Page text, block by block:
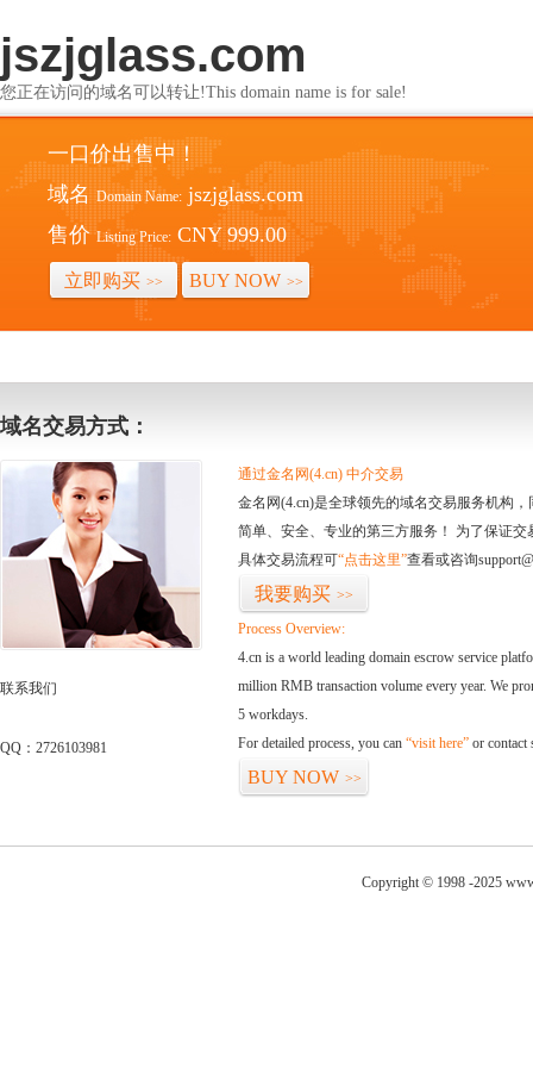
jszjglass.com
您正在访问的域名可以转让!This domain name is for sale!
一口价出售中！
域名 Domain Name: jszjglass.com
售价 Listing Price: CNY 999.00
立即购买 >> BUY NOW >>
域名交易方式：
联系我们
QQ：2726103981
通过金名网(4.cn) 中介交易
金名网(4.cn)是全球领先的域名交易服务机构
简单、安全、专业的第三方服务！ 为了保证
具体交易流程可“点击这里”查看或咨询
我要购买 >>
Process Overview:
4.cn is a world leading domain escrow service
million RMB transaction volume every year. We
5 workdays.
For detailed process, you can “visit here” or contact
BUY NOW >>
Copyright © 1998 -2025